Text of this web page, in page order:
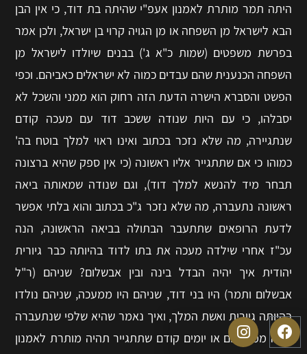
היתה תמר מותרת לאמנון אעפ"י שהיתה בת דוד, כי אין הבן
הבא לישראל מן השפחה או מן הגויה קרוי בן ישראל, ולכן אמר
בפרשת משפטים (שמות כ"א ג') בבנים שיולדו לישראל מן
השפחה הכנענית שהם עבדים כמוה לא ישראלים כאביהם. וכפי
הפשט והסברא הישרה הדעת הזה רחוק הוא ממני והשכל לא
יסבלהו, כי עם היות שנודה ששכב דוד עם מעכה קודם
שנתגיירה, מה שלא נזכר בכתוב ואינו ראוי למלך בוטח בה'
כמוהו כי אם שתתגייר אליו ראשונה (כי אין ספק שהיא ברצונה
תבחר מיד להנשא למלך דוד), וגם שנודה שמאותה ביאה
ראשונה נתעברה, מה שלא נזכר ג"כ בכתוב והוא בלתי אפשר
לדעת הרופאים שתתעבר הבתולה בביאה הראשונה, הנה
עכ"ז אחרי שילדה מעכה את בתו לדוד בהיותה כבר גיורית
יהודית איך יהיה הבדל בינה ובין אבשלום? שניהם (ר"ל
אבשלום ותמר) היו בני דוד, שניהם היו ממעכה, שניהם נולדו
בהיותה גיורית ואשת המלך, ואיך נאמר שהיא שלפי שנתעברה
אמה ממנה יום או יומים קודם שתתגייר תהיה מותרת לאמנון